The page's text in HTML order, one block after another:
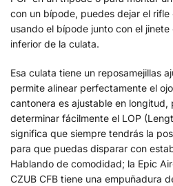
con un bípode, puedes dejar el
usando el bípode junto con el
inferior de la culata.
Esa culata tiene un reposamejillas
permite alinear perfectamente el
cantonera es ajustable en longitud,
determinar fácilmente el LOP
significa que siempre tendrás la
para que puedas disparar con
Hablando de comodidad; la Epic
CZUB CFB tiene una empuñadura